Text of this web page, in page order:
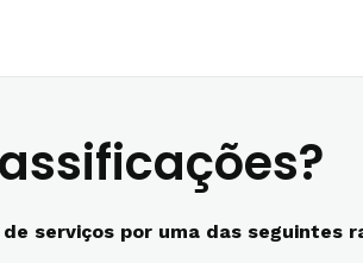
serviços por uma das seguintes